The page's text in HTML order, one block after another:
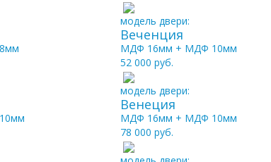
модель двери:
Веченция
МДФ 16мм + МДФ 10мм
52 000 руб.
модель двери:
Венеция
МДФ 16мм + МДФ 10мм
78 000 руб.